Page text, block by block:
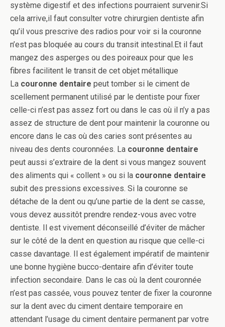
système digestif et des infections pourraient survenir.Si
cela arrive,il faut consulter votre chirurgien dentiste afin
qu’il vous prescrive des radios pour voir si la couronne
n’est pas bloquée au cours du transit intestinal.Et il faut
mangez des asperges ou des poireaux pour que les
fibres facilitent le transit de cet objet métallique
La couronne dentaire peut tomber si le ciment de
scellement permanent utilisé par le dentiste pour fixer
celle-ci n’est pas assez fort ou dans le cas où il n’y a pas
assez de structure de dent pour maintenir la couronne ou
encore dans le cas où des caries sont présentes au
niveau des dents couronnées. La couronne dentaire
peut aussi s’extraire de la dent si vous mangez souvent
des aliments qui « collent » ou si la couronne dentaire
subit des pressions excessives. Si la couronne se
détache de la dent ou qu’une partie de la dent se casse,
vous devez aussitôt prendre rendez-vous avec votre
dentiste. Il est vivement déconseillé d’éviter de mâcher
sur le côté de la dent en question au risque que celle-ci
casse davantage. Il est également impératif de maintenir
une bonne hygiène bucco-dentaire afin d’éviter toute
infection secondaire. Dans le cas où la dent couronnée
n’est pas cassée, vous pouvez tenter de fixer la couronne
sur la dent avec du ciment dentaire temporaire en
attendant l’usage du ciment dentaire permanent par votre